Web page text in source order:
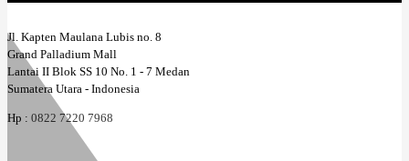
Jl. Kapten Maulana Lubis no. 8
Grand Palladium Mall
Lantai II Blok SS 10 No. 1 - 7 Medan
Sumatera Utara - Indonesia
Hp : 0822 7220 7968